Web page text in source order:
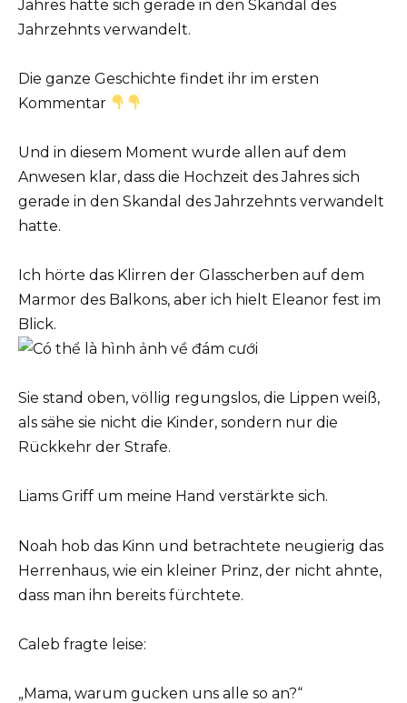
Jahres hatte sich gerade in den Skandal des
Jahrzehnts verwandelt.
Die ganze Geschichte findet ihr im ersten
Kommentar
Und in diesem Moment wurde allen auf dem
Anwesen klar, dass die Hochzeit des Jahres sich
gerade in den Skandal des Jahrzehnts verwandelt
hatte.
Ich hörte das Klirren der Glasscherben auf dem
Marmor des Balkons, aber ich hielt Eleanor fest im
Blick.
Sie stand oben, völlig regungslos, die Lippen weiß,
als sähe sie nicht die Kinder, sondern nur die
Rückkehr der Strafe.
Liams Griff um meine Hand verstärkte sich.
Noah hob das Kinn und betrachtete neugierig das
Herrenhaus, wie ein kleiner Prinz, der nicht ahnte,
dass man ihn bereits fürchtete.
Caleb fragte leise:
„Mama, warum gucken uns alle so an?“